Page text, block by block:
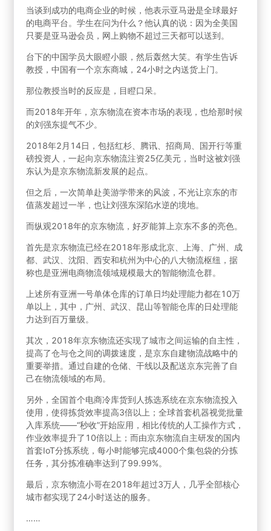
当谈到成功的电商企业的时候，他表示亚马逊是全球最好
的电商平台。学生在问为什么？他认真的说：因为全美国
只要是亚马逊会员，网上购物不超过三天都可以送到。
台下的中国学员大眼瞪小眼，然后轰然大笑。有学生告诉
教授，中国有一个京东商城，24小时之内送货上门。
那位教授当时的反应是，目瞪口呆。
而2018年开年，京东物流在资本市场的表现，也给那时候
的刘强东提气不少。
2018年2月14日，包括红杉、腾讯、招商局、国开行等重
磅投资人，一起向京东物流注资25亿美元，当时这被刘强
东认为是京东物流新发展的起点。
但之后，一次简单赴美游学带来的风波，不光让京东的市
值蒸发超过一半，也让刘强东深陷水逆的境地。
而纵观2018年的京东物流，好歹能算上京东不多的亮色。
首先是京东物流已经在2018年形成北京、上海、广州、成
都、武汉、沈阳、西安和杭州为中心的八大物流枢纽，据
称也是亚洲电商物流领域规模最大的智能物流仓群。
上述所有亚洲一号单体仓库的订单日均处理能力都在10万
单以上，其中，广州、武汉、昆山等智能仓库的日处理能
力达到百万量级。
其次，2018年京东物流还实现了城市之间运输的自主性，
提高了仓与仓之间的调拨速度，是京东自建物流战略中的
重要举措。通过自建的仓储、干线以及配送京东完善了自
己在物流领域的布局。
另外，全国首个电商冷库货到人拣选系统在京东物流投入
使用，使得拣货效率提高3倍以上；全球首套机器视觉批量
入库系统——“秒收”开始应用，相比传统的人工操作方式，
作业效率提升了10倍以上；而由京东物流自主研发的国内
首套IoT分拣系统，每小时能够完成4000个集包袋的分拣
任务，其分拣准确率达到了99.99%。
最后，京东物流小哥在2018年超过3万人，几乎全部核心
城市都实现了24小时送达的服务。
……